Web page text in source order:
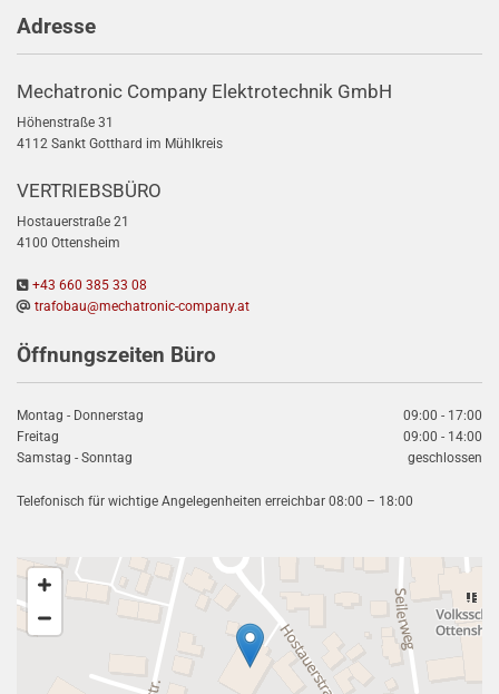
Adresse
Mechatronic Company Elektrotechnik GmbH
Höhenstraße 31
4112 Sankt Gotthard im Mühlkreis
VERTRIEBSBÜRO
Hostauerstraße 21
4100 Ottensheim
 +43 660 385 33 08
 trafobau@mechatronic-company.at
Öffnungszeiten Büro
Montag - Donnerstag
09:00 - 17:00
Freitag
09:00 - 14:00
Samstag - Sonntag
geschlossen
Telefonisch für wichtige Angelegenheiten erreichbar 08:00 – 18:00